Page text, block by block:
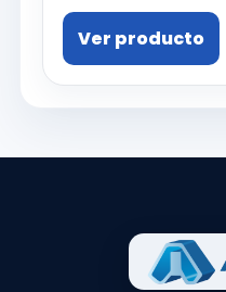
Ver producto